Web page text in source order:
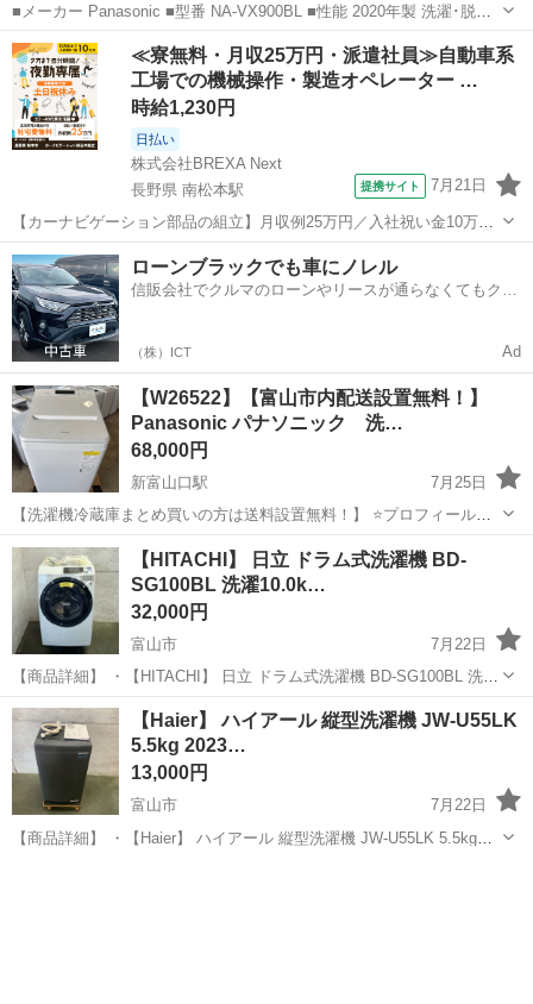
■メーカー Panasonic ■型番 NA-VX900BL ■性能 2020年製 洗濯･脱水
容量 11kg 乾燥容量 6kg 汚れ移りを抑える「2度洗い」モード搭載。
お湯で衣類を洗う「温水泡...
富山 富山市 生活家電
≪寮無料・月収25万円・派遣社員≫自動車系
工場での機械操作・製造オペレーター …
時給1,230円
日払い
株式会社BREXA Next
長野県 南松本駅
提携サイト 7月21日
【カーナビゲーション部品の組立】月収例25万円／入社祝い金10万
円！／うれしい土日祝休み★年間休日125日／稼げる夜勤専属！日払い
OK！ 人気の工場のお仕事 ◇カーナビゲーション部品の組立◇ ■ 業務
内容 車載用カーナビゲ...
長野 松本市 南松本駅 その他
ローンブラックでも車にノレル
信販会社でクルマのローンやリースが通らなくてもクル
（株）ICT Ad
【W26522】【富山市内配送設置無料！】
Panasonic パナソニック 洗…
68,000円
新富山口駅
7月25日
【洗濯機冷蔵庫まとめ買いの方は送料設置無料！】 ⭐️プロフィールを
お読みになってから、ご連絡下さい！ 倉庫にスタッフ常駐しており
ません！ アポイントなしでの直接の訪問はお控えくださいませ！ ま
た隣にある大きな倉庫は別会社...
富山 富山市 新富山口駅 生活家電 階段
【HITACHI】 日立 ドラム式洗濯機 BD-
SG100BL 洗濯10.0k…
32,000円
富山市
7月22日
【商品詳細】 ・【HITACHI】 日立 ドラム式洗濯機 BD-SG100BL 洗濯
10.0kg 乾燥6.0kg 2018年製 動作確認済み 電気洗濯 生活家電 洗濯機
ホワイト A2719 ・動作確認済みに...
富山 富山市 生活家電 ドラム式洗濯機
【Haier】 ハイアール 縦型洗濯機 JW-U55LK
5.5kg 2023…
13,000円
富山市
7月22日
【商品詳細】 ・【Haier】 ハイアール 縦型洗濯機 JW-U55LK 5.5kg